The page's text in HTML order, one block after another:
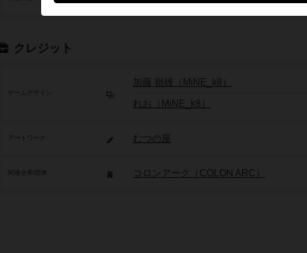
クレジット
ゲームデザイン
加藤 嶺雄（MiNE_k8）
れお（MiNE_k8）
アートワーク むつの屋
コロンアーク（COLON ARC）